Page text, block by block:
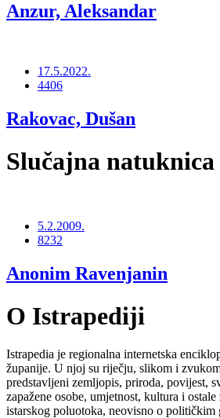
Anzur, Aleksandar
17.5.2022.
4406
Rakovac, Dušan
Slučajna natuknica
5.2.2009.
8232
Anonim Ravenjanin
O Istrapediji
Istrapedia je regionalna internetska
županije. U njoj su riječju, slikom i
predstavljeni zemljopis, priroda, povijest,
zapažene osobe, umjetnost, kultura i
istarskog poluotoka, neovisno o političkim